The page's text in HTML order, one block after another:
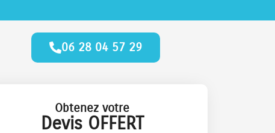
06 28 04 57 29
Obtenez votre
Devis OFFERT